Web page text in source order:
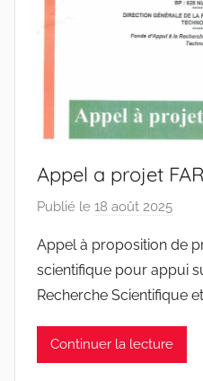
Appel a projet
Publié le 18 août 2025
r
r
a
c
i
Appel à proposition de
scientifique pour appui
Recherche Scientifique
Continuer la lecture